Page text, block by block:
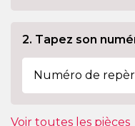
2. Tapez son
Voir toutes les pièces